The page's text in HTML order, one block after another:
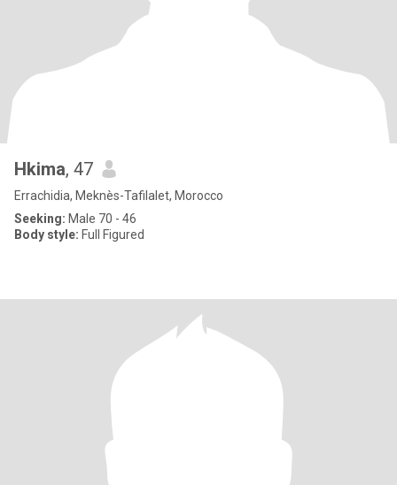
Hkima, 47
Errachidia, Meknès-Tafilalet, Morocco
Seeking: Male 70 - 46
Body style: Full Figured